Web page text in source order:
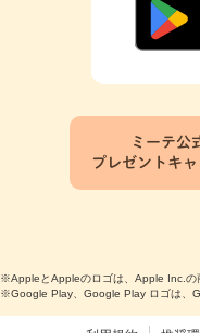
ミーテ公
プレゼントキ
※AppleとAppleのロゴは、Apple Inc.の
※Google Play、Google Play ロゴは、